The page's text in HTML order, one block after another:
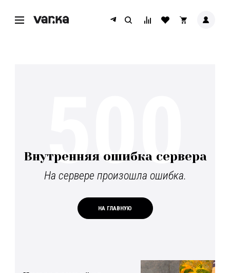
Внутренняя ошибка сервера
На сервере произошла ошибка.
НА ГЛАВНУЮ
500